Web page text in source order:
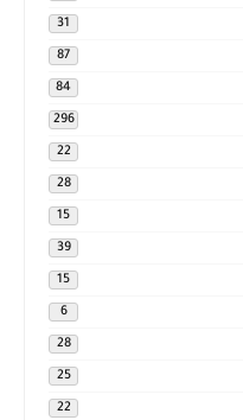
31
87
84
296
22
28
15
39
15
6
28
25
22